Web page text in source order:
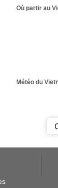
Où partir au
Météo du
récents